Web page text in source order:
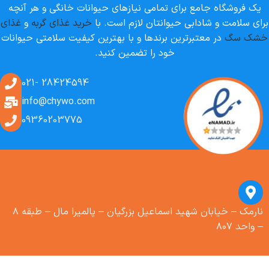
یک فروشگاه جامع برای تمامی نیازهای حیوانات خانگی و هر آنچه
برای سلامت و شادابی حیوانتان لازم است. با خرید غذای گربه و غذای
خشک سگ در معتبرترین برندها و با بهترین کیفیت سلامتی حیوانات
خود را تضمین کنید.
28424594 -021
info@chywo.com
09360203775
نارمک – خیابان شهید اسماعیل بزرگیان – پالمیرا مال – طبقه ۸
– واحد ۸۰۷
پروپلن